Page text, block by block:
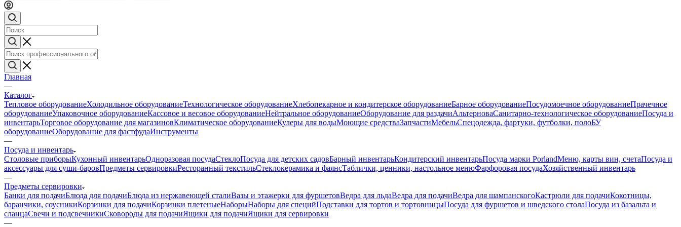
Главная
—
Каталог
Тепловое оборудованиеХолодильное оборудованиеТехнологическое оборудованиеХлебопекарное и кондитерское оборудованиеБарное оборудованиеПосудомоечное оборудованиеПрачечное
оборудованиеУпаковочное оборудованиеКассовое и весовое оборудованиеНейтральное оборудованиеОборудование для раздачиАльтерноваСанитарно-технологическое оборудованиеПосуда и
инвентарьТорговое оборудование для магазиновКлиматическое оборудованиеКулеры для водыМоющие средстваЗапчастиМебельСпецодежда, фартуки, футболки, полоБУ
оборудованиеОборудование для фастфудаИнструменты
—
Посуда и инвентарь
Столовые приборыКухонный инвентарьОдноразовая посудаСтеклоПосуда для детских садовБарный инвентарьКондитерский инвентарьПосуда марки PorlandМеню, карты вин, счетаПосуда и
аксессуары для суши-баровПредметы сервировкиРесторанный текстильСтеклокерамика и фаянсТаблички, ценники, настольное менюФарфоровая посудаХозяйственный инвентарь
—
Предметы сервировки
Банки для подачиБлюда для подачиБлюда из нержавеющей сталиВазы и этажерки для фуршетовВедра для льдаВедра для подачиВедра для шампанскогоКастрюли для подачиКокотницы,
баранчики, соусникиКорзинки для подачиКорзинки плетеныеНаборыНаборы для специйПодставки для тортов и тортовницыПосуда для фуршетов и шведского столаПосуда из базальта и
сланцаСвечи и подсвечникиСковороды для подачиЯщики для подачиЯщики для сервировки
—